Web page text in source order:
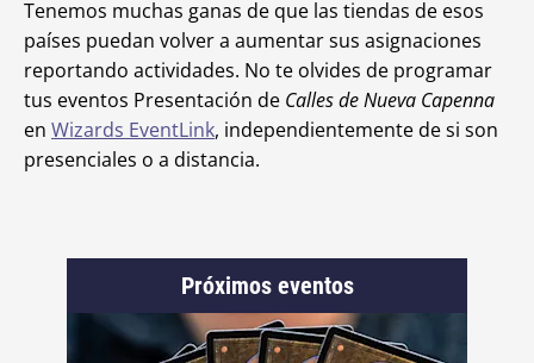
Tenemos muchas ganas de que las tiendas de esos
países puedan volver a aumentar sus asignaciones
reportando actividades. No te olvides de programar
tus eventos Presentación de Calles de Nueva Capenna
en Wizards EventLink, independientemente de si son
presenciales o a distancia.
Próximos eventos